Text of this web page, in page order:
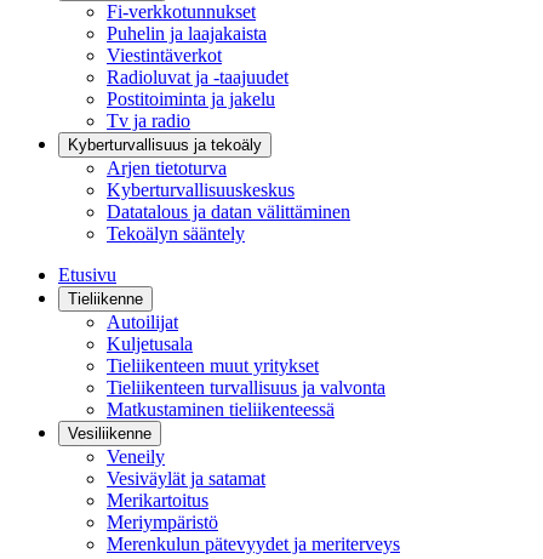
Fi-verkkotunnukset
Puhelin ja laajakaista
Viestintäverkot
Radioluvat ja -taajuudet
Postitoiminta ja jakelu
Tv ja radio
Kyberturvallisuus ja tekoäly
Arjen tietoturva
Kyberturvallisuuskeskus
Datatalous ja datan välittäminen
Tekoälyn sääntely
Etusivu
Tieliikenne
Autoilijat
Kuljetusala
Tieliikenteen muut yritykset
Tieliikenteen turvallisuus ja valvonta
Matkustaminen tieliikenteessä
Vesiliikenne
Veneily
Vesiväylät ja satamat
Merikartoitus
Meriympäristö
Merenkulun pätevyydet ja meriterveys